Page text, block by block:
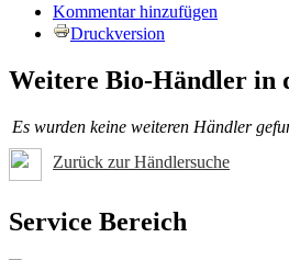
Kommentar hinzufügen
Druckversion
Weitere Bio-Händler in
Es wurden keine weiteren Händler
Zurück zur Händlersuche
Service Bereich